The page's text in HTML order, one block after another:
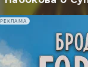
перевели
РЕКЛАМА